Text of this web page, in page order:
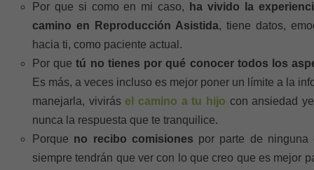
Por que si como en mi caso,
ha vivido la
camino en Reproducción Asistida, tiene datos,
hacia ti, como paciente actual.
Por quetú no tienes por qué conocer todos los
Es más, a veces incluso es mejor poner un límite a la
manejarla, vivirásel camino a tu hijo con ansiedad
nunca la respuesta que te tranquilice.
Porque no recibo comisiones por parte de ninguna
siempre tendrán que ver con lo que creo que es mejor